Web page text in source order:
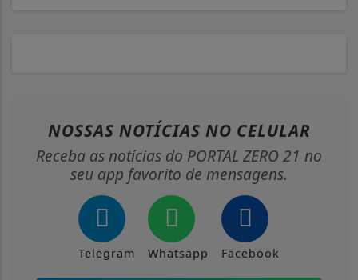
NOSSAS NOTÍCIAS NO CELULAR
Receba as notícias do PORTAL ZERO 21 no
seu app favorito de mensagens.
Telegram Whatsapp Facebook